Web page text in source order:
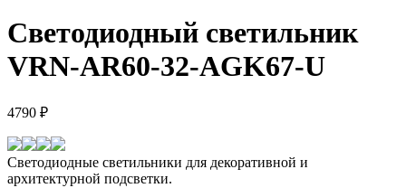
Светодиодный светильник
VRN-AR60-32-AGK67-U
4790 ₽
Светодиодные светильники для декоративной и
архитектурной подсветки.